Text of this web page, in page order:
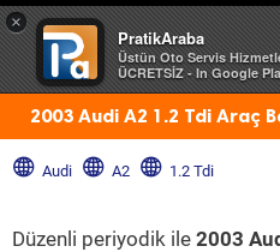
×
PratikAraba
Üstün Oto Servis
ÜCRETSİZ - In Google
2003 Audi A2 1.2 Tdi Araç
Audi A2 1.2 Tdi
Düzenli periyodik ile 2003